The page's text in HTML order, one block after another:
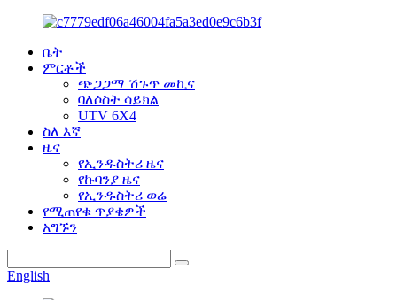
ቤት
ምርቶች
ጭጋጋማ ሽጉጥ መኪና
ባለሶስት ሳይክል
UTV 6X4
ስለ እኛ
ዜና
የኢንዱስትሪ ዜና
የኩባንያ ዜና
የኢንዱስትሪ ወሬ
የሚጠየቁ ጥያቄዎች
አግኙን
English